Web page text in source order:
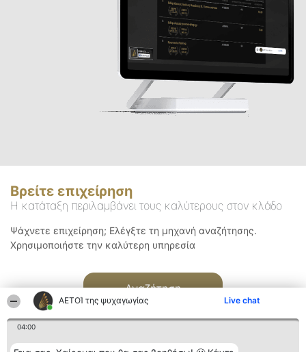
ΑΕΤΟΊ της ψυχαγωγίας Live chat
04:00
Βρείτε επιχείρηση
Η κατάταξη περιλαμβάνει τους καλύτερους στον κλάδο
Ψάχνετε επιχείρηση; Ελέγξτε τη μηχανή αναζήτησης.
Χρησιμοποιήστε την καλύτερη υπηρεσία
Αναζήτηση